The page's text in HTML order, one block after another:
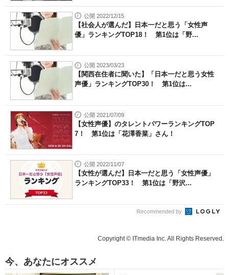
公開 2022/12/15
【社会人が選んだ】日本一だと思う「女性声
優」ランキングTOP18！ 第1位は「野...
公開 2023/03/23
【関西在住者に聞いた】「日本一だと思う女性
声優」ランキングTOP30！ 第1位は...
公開 2021/07/09
【女性声優】のタレントパワーランキングTOP
7！ 第1位は「花澤香菜」さん！
公開 2022/11/07
【女性が選んだ】日本一だと思う「女性声優」
ランキングTOP33！ 第1位は「野沢...
Recommended by
Copyright © ITmedia Inc. All Rights Reserved.
今、あなたにオススメ